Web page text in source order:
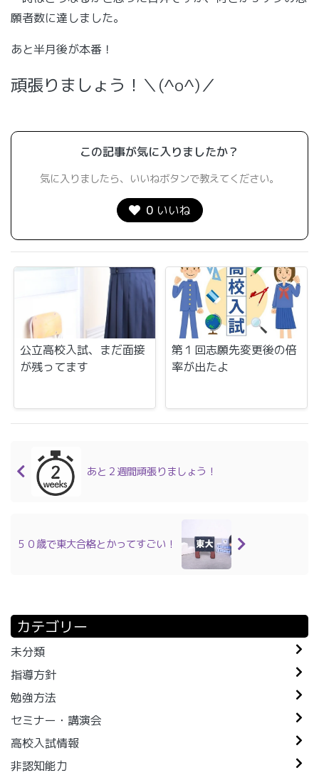
願者数に達しました。
あと半月後が本番！
頑張りましょう！＼(^o^)／
この記事が気に入りましたか？
気に入りましたら、いいねボタンで教えてください。
0 いいね
公立高校入試、まだ面接
が残ってます
第１回志願先変更後の倍
率が出たよ
あと２週間頑張りましょう！
５０歳で東大合格とかってすごい！
カテゴリー
未分類
指導方針
勉強方法
セミナー・講演会
高校入試情報
非認知能力